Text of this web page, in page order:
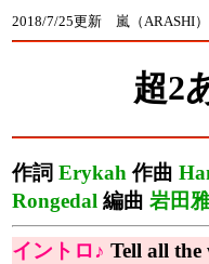
2018/7/25更新 嵐（ARASHI）
超2
作詞 Erykah 作曲
Rongedal 編曲 岩田
イントロ♪ Tell all the